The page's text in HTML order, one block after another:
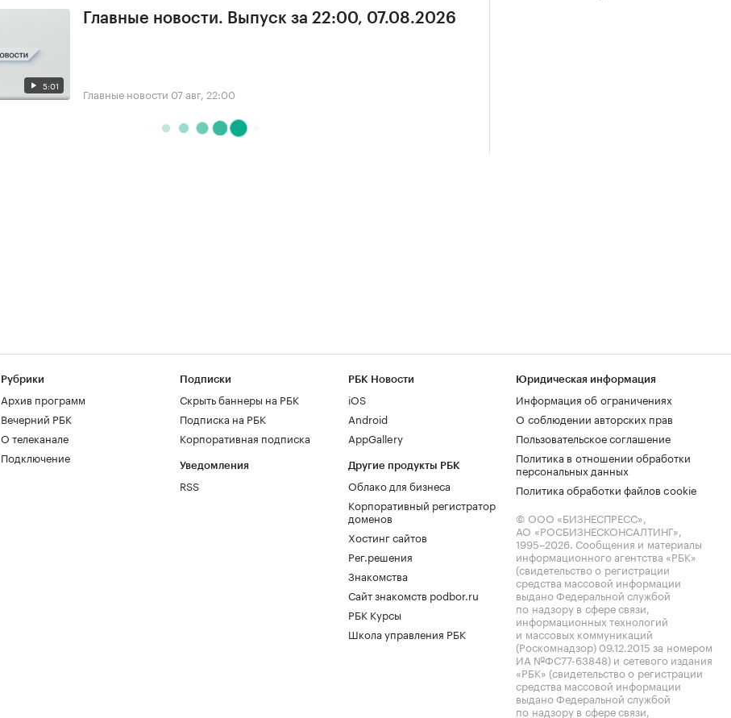
5:01
Главные новости. Выпуск за 22:00, 07.08.2026
Главные новости 07 авг, 22:00
Рубрики
Архив программ
Вечерний РБК
О телеканале
Подключение
Подписки
Скрыть баннеры на РБК
Подписка на РБК
Корпоративная подписка
Уведомления
RSS
РБК Новости
iOS
Android
AppGallery
Другие продукты РБК
Облако для бизнеса
Корпоративный регистратор
доменов
Хостинг сайтов
Рег.решения
Знакомства
Сайт знакомств podbor.ru
РБК Курсы
Школа управления РБК
Юридическая информация
Информация об ограничениях
О соблюдении авторских прав
Пользовательское соглашение
Политика в отношении обработки
персональных данных
Политика обработки файлов cookie
© ООО «БИЗНЕСПРЕСС»,
АО «РОСБИЗНЕСКОНСАЛТИНГ»,
1995–2026. Сообщения и материалы
информационного агентства «РБК»
(свидетельство о регистрации
средства массовой информации
выдано Федеральной службой
по надзору в сфере связи,
информационных технологий
и массовых коммуникаций
(Роскомнадзор) 09.12.2015 за номером
ИА №ФС77-63848) и сетевого издания
«РБК» (свидетельство о регистрации
средства массовой информации
выдано Федеральной службой
по надзору в сфере связи,